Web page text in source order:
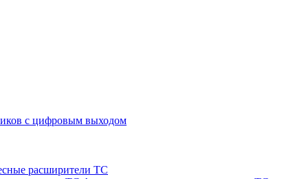
с цифровым выходом
расширители ТС